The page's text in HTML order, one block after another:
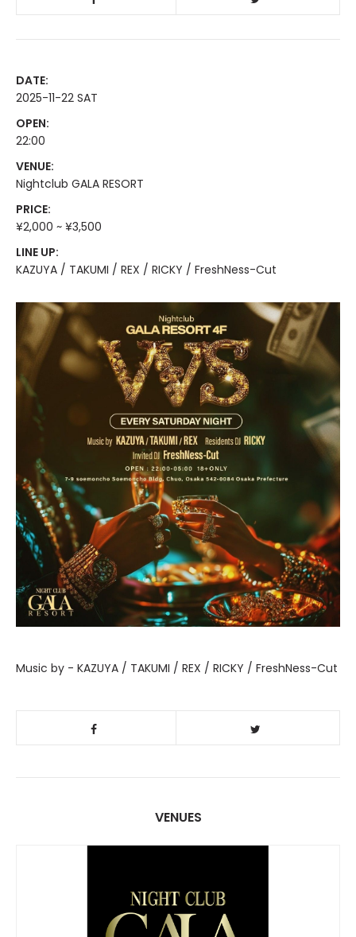
DATE:
2025-11-22 SAT
OPEN:
22:00
VENUE:
Nightclub GALA RESORT
PRICE:
¥2,000 ~ ¥3,500
LINE UP:
KAZUYA / TAKUMI / REX / RICKY / FreshNess-Cut
Music by - KAZUYA / TAKUMI / REX / RICKY / FreshNess-Cut
VENUES